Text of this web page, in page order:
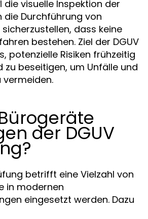
visuelle Inspektion der
die Durchführung von
dass keine
bestehen. Ziel der DGUV
potenzielle Risiken frühzeitig
zu beseitigen, um Unfälle und
vermeiden.
der DGUV
betrifft eine Vielzahl von
in modernen
eingesetzt werden. Dazu